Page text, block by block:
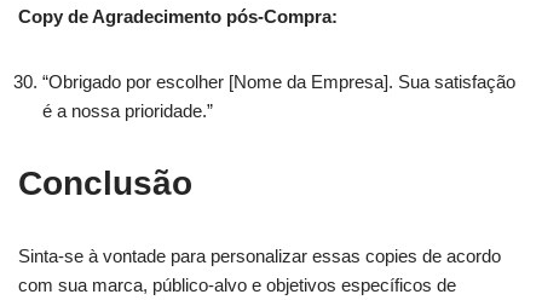
Copy de Agradecimento pós-Compra:
“Obrigado por escolher [Nome da Empresa]. Sua satisfação
é a nossa prioridade.”
Conclusão
Sinta-se à vontade para personalizar essas copies de acordo
com sua marca, público-alvo e objetivos específicos de